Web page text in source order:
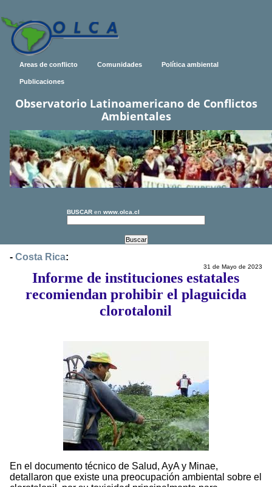
Areas de conflicto Comunidades Política ambiental
Publicaciones
Observatorio Latinoamericano de Conflictos
Ambientales
BUSCAR en www.olca.cl
- Costa Rica:
31 de Mayo de 2023
Informe de instituciones estatales
recomiendan prohibir el plaguicida
clorotalonil
En el documento técnico de Salud, AyA y Minae,
detallaron que existe una preocupación ambiental sobre el